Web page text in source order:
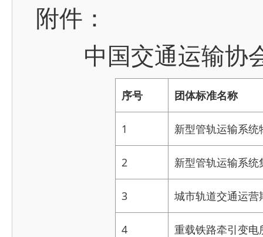
附件：
中国交通运输协
序号 团体标准名称
1 新型管轨运输系统
2 新型管轨运输系
3 城市轨道交通运
4 重载铁路牵引变